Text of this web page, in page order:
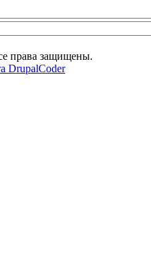
права защищены.
DrupalCoder